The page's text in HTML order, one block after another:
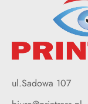
ul.Sadowa 107